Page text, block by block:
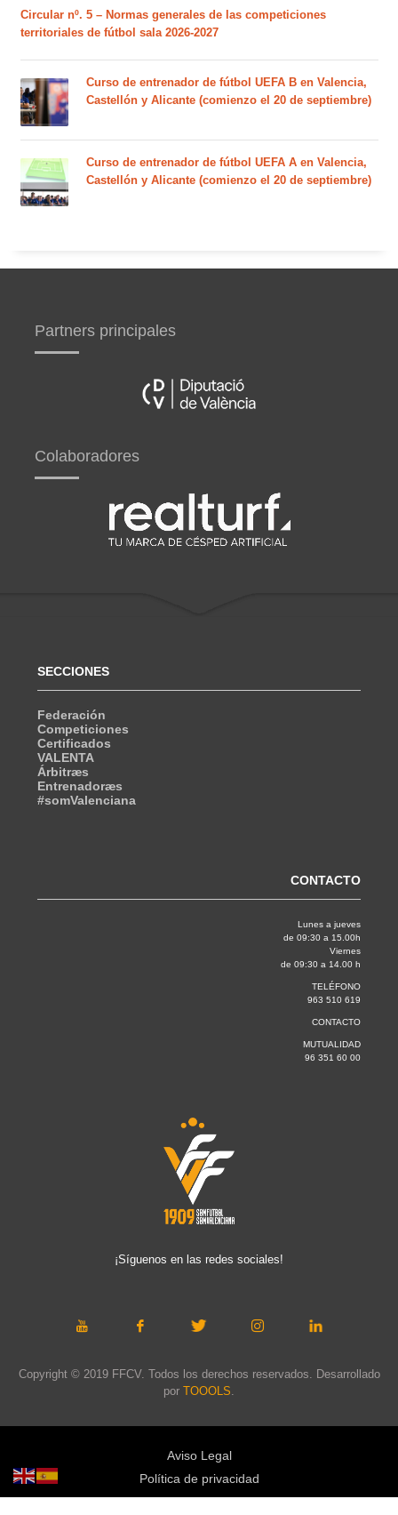
Circular nº. 5 – Normas generales de las competiciones
territoriales de fútbol sala 2026-2027
Curso de entrenador de fútbol UEFA B en Valencia,
Castellón y Alicante (comienzo el 20 de septiembre)
Curso de entrenador de fútbol UEFA A en Valencia,
Castellón y Alicante (comienzo el 20 de septiembre)
Partners principales
Colaboradores
SECCIONES
Federación
Competiciones
Certificados
VALENTA
Árbitræs
Entrenadoræs
#somValenciana
CONTACTO
Lunes a jueves
de 09:30 a 15.00h
Viernes
de 09:30 a 14.00 h
TELÉFONO
963 510 619
CONTACTO
MUTUALIDAD
96 351 60 00
¡Síguenos en las redes sociales!
Copyright © 2019 FFCV. Todos los derechos reservados. Desarrollado
por TOOOLS.
Aviso Legal
Política de privacidad
Política de cookies